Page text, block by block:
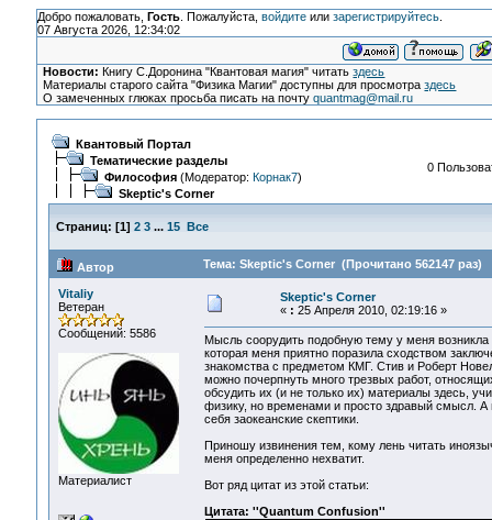
Добро пожаловать, Гость. Пожалуйста, войдитеили зарегистрируйтесь.
07 Августа 2026, 12:34:02
Новости: Книгу С.Доронина "Квантовая магия" читатьздесь
Материалы старого сайта "Физика Магии" доступны для просмотраздесь
О замеченных глюках просьба писать на почтуquantmag@mail.ru
Квантовый Портал
Тематические разделы
Философия(Модератор: Корнак7)
Skeptic's Corner
0
Страниц: [1] 2 3 ... 15 Все
Автор Тема: Skeptic's Corner (Прочитано 562147 раз)
Vitaliy
Ветеран
Сообщений: 5586
Материалист
Skeptic's Corner
« : 25 Апреля 2010, 02:19:16 »
Мысль соорудить подобную тему у меня возникла
которая меня приятно поразила сходством
знакомства с предметом КМГ. Стив и Роберт
можно почерпнуть много трезвых работ,
обсудить их (и не только их) материалы здесь,
физику, но временами и просто здравый смысл. А
себя заокеанские скептики.
Приношу извинения тем, кому лень читать
меня определенно нехватит.
Вот ряд цитат из этой статьи:
Цитата: ''Quantum Confusion''